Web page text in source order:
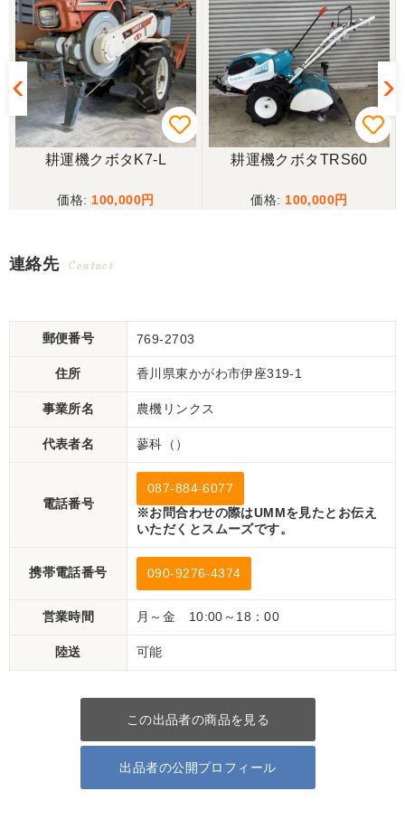
耕運機クボタK7-L
100,000
耕運機クボタTRS60
100,000
連絡先 Contact
郵便番号 769-2703
住所 香川県東かがわ市伊座319-1
事業所名 農機リンクス
代表者名 蓼科（）
電話番号
087-884-6077
※お問合わせの際はUMMを見たとお伝え
いただくとスムーズです。
携帯電話番号 090-9276-4374
営業時間 月～金 10:00～18：00
陸送 可能
この出品者の商品を見る
出品者の公開プロフィール